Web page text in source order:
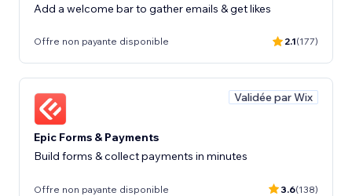
Add a welcome bar to gather emails & get likes
Offre non payante disponible 2.1(177)
Validée par Wix
Epic Forms & Payments
Build forms & collect payments in minutes
Offre non payante disponible 3.6(138)